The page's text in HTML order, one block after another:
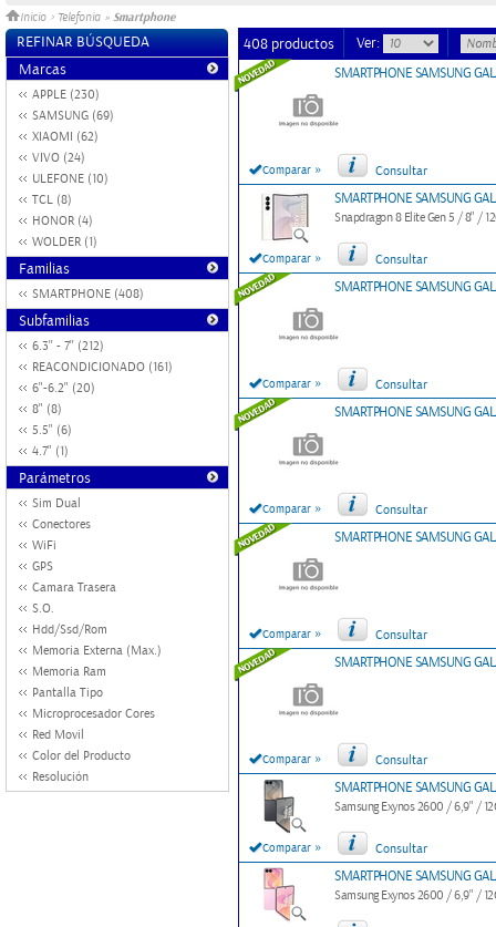
Inicio > Telefonia » Smartphone
REFINAR BÚSQUEDA
Marcas
APPLE (230)
SAMSUNG (69)
XIAOMI (62)
VIVO (24)
ULEFONE (10)
TCL (8)
HONOR (4)
WOLDER (1)
Familias
SMARTPHONE (408)
Subfamilias
6.3'' - 7'' (212)
REACONDICIONADO (161)
6"-6.2" (20)
8" (8)
5.5" (6)
4.7" (1)
Parámetros
Sim Dual
Conectores
WiFi
GPS
Camara Trasera
S.O.
Hdd/Ssd/Rom
Memoria Externa (Max.)
Memoria Ram
Pantalla Tipo
Microprocesador Cores
Red Movil
Color del Producto
Resolución
408 productos Ver:
Comparar »
SMARTPHONE SAMSUNG
Consultar
Comparar »
SMARTPHONE SAMSUNG
Snapdragon 8 Elite Gen 5 / 8" /
Consultar
Comparar »
SMARTPHONE SAMSUNG
Consultar
Comparar »
SMARTPHONE SAMSUNG
Consultar
Comparar »
SMARTPHONE SAMSUNG
Consultar
Comparar »
SMARTPHONE SAMSUNG
Consultar
Comparar »
SMARTPHONE SAMSUNG
Samsung Exynos 2600 / 6,9" /
Consultar
SMARTPHONE SAMSUNG
Samsung Exynos 2600 / 6,9" /